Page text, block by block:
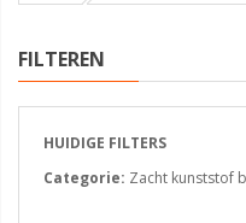
FILTEREN
HUIDIGE FILTERS
Categorie Zacht kunststof